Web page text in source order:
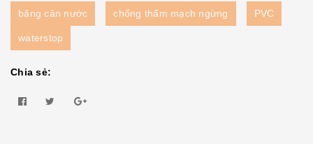
băng cản nước chống thấm mạch ngừng PVC
waterstop
Chia sẻ: